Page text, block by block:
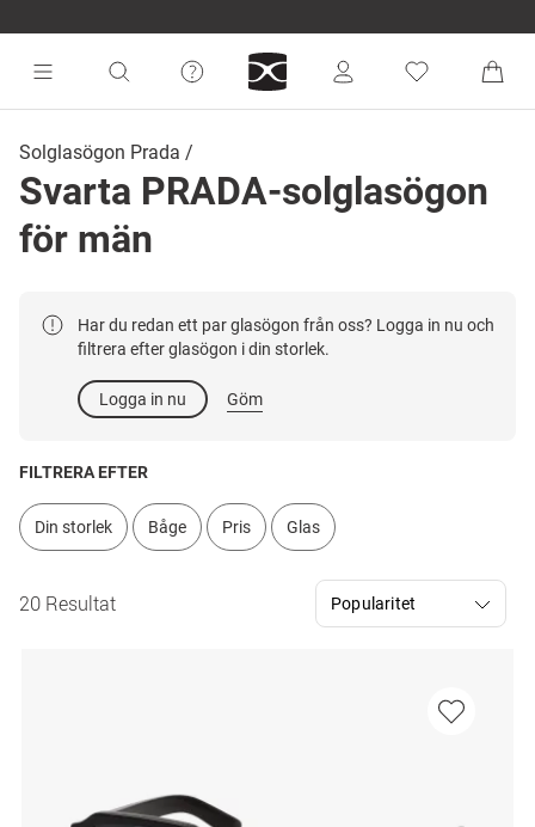
Solglasögon Prada
Svarta PRADA-solglasögon
för män
Har du redan ett par glasögon från oss? Logga in nu och
filtrera efter glasögon i din storlek.
Logga in nu Göm
FILTRERA EFTER
Din storlek Båge Pris Glas
20 Resultat